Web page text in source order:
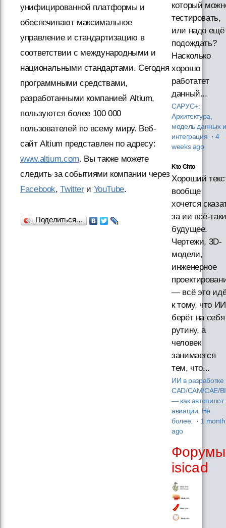
унифицированной платформы и
обеспечивают максимальное
управление и стандартизацию в
соответствии с международными и
национальными стандартами. Сегодня
программными средствами,
разработанными компанией Altium,
пользуются более 100 000
пользователей по всему миру. Веб-
сайт Altium представлен по адресу:
www.altium.com. Вы также можете
следить за событиями компании через
Facebook,Twitterи YouTube.
Поделиться…
который
тестировать,
или надо ещё
подождать?
Насколько
хорошо
работатет
данный...
САРУС+:
Архитектура,
модель данных и
интеграция · 4
weeks ago
Kto Chto
Хороший
вообще
хочется
за ии всё-таки
будущее.
Чертежи, 3D-
модели,
инженерное
— всё это
к тому, что ИИ
берёт на себя
рутину, а
человек
занимается
тем, что...
ИИ в разработке
CAD/CAM/CAE/
— как автопилот
авиации. Не
более. · 1 month
ago
Форумы
isicad